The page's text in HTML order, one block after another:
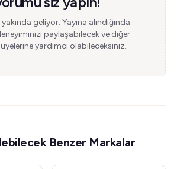
geliyor. Yayına alındığında
paylaşabilecek ve diğer
yardımcı olabileceksiniz.
Benzer Markalar